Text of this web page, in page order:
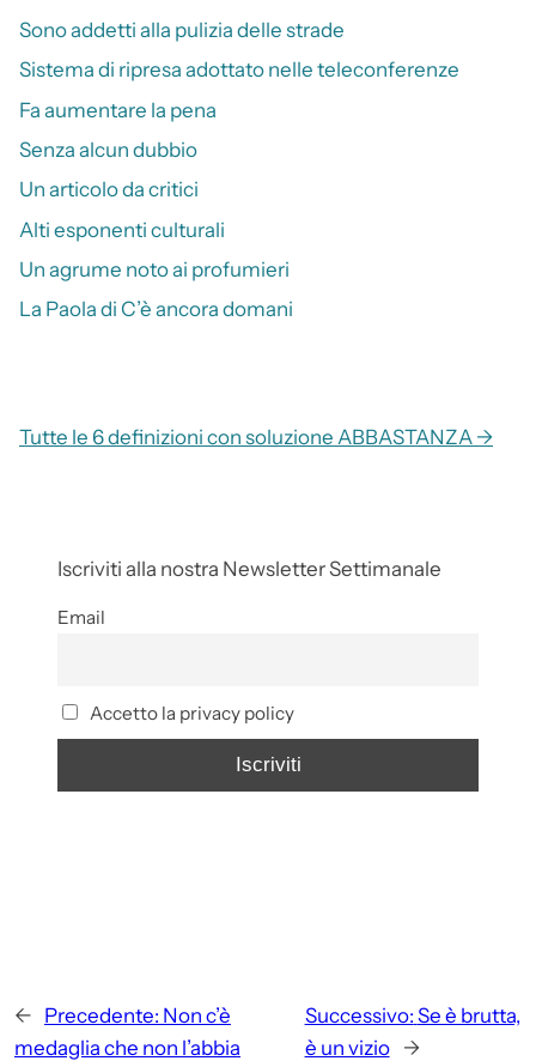
Sono addetti alla pulizia delle strade
Sistema di ripresa adottato nelle teleconferenze
Fa aumentare la pena
Senza alcun dubbio
Un articolo da critici
Alti esponenti culturali
Un agrume noto ai profumieri
La Paola di C’è ancora domani
Tutte le 6 definizioni con soluzione ABBASTANZA →
Iscriviti alla nostra Newsletter Settimanale
Email
Accetto la privacy policy
← Precedente: Non c’è
medaglia che non l’abbia
Successivo: Se è brutta,
è un vizio
→